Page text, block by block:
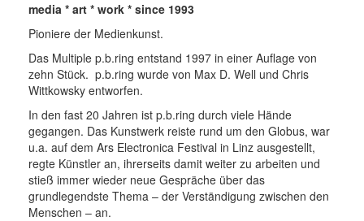
media * art * work * since 1993
Pioniere der Medienkunst.
Das Multiple p.b.ring entstand 1997 in einer Auflage von
zehn Stück. p.b.ring wurde von Max D. Well und Chris
Wittkowsky entworfen.
In den fast 20 Jahren ist p.b.ring durch viele Hände
gegangen. Das Kunstwerk reiste rund um den Globus, war
u.a. auf dem Ars Electronica Festival in Linz ausgestellt,
regte Künstler an, ihrerseits damit weiter zu arbeiten und
stieß immer wieder neue Gespräche über das
grundlegendste Thema – der Verständigung zwischen den
Menschen – an.